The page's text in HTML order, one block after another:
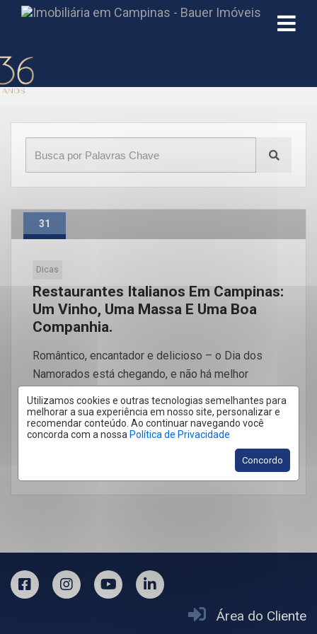
Início» Blog»italianos
Utilizamos cookies e outras tecnologias semelhantes para
melhorar a sua experiência em nosso site, personalizar e
recomendar conteúdo. Ao continuar navegando você
concorda com a nossa Política de Privacidade
Concordo
31
Dicas
Restaurantes Italianos Em Campinas:
Um Vinho, Uma Massa E Uma Boa
Companhia.
Romântico, encantador e delicioso – o Dia dos
Namorados está chegando, e não há melhor
Área do Cliente